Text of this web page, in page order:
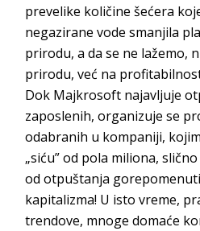
prevelike količine šećera
negazirane vode smanjila
prirodu, a da se ne lažemo,
prirodu, već na
Dok Majkrosoft najavljuje
zaposlenih, organizuje se
odabranih u kompaniji,
„siću” od pola miliona,
od otpuštanja
kapitalizma! U isto vreme,
trendove, mnoge domaće